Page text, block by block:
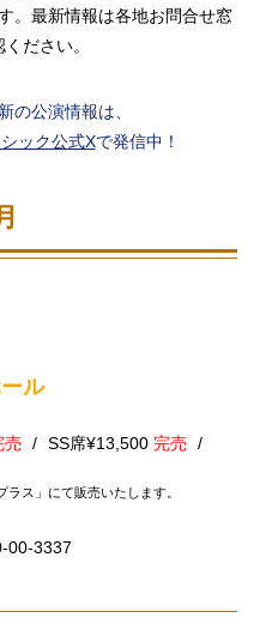
。最新情報は各地お問合せ窓
ださい。
の公演情報は、
ック公式Xで発信中！
ル
売 SS席¥13,500 完売
ス」にて販売いたします。
00-3337